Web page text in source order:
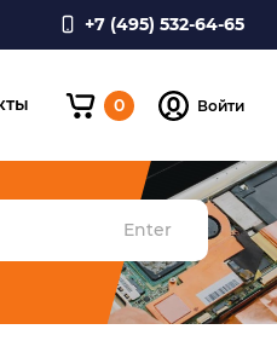
+7 (495) 532-64-65
0 Войти
Enter